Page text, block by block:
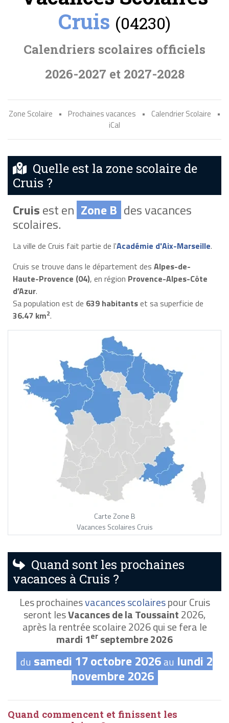
Cruis (04230)
Calendriers scolaires officiels
2026-2027 et 2027-2028
Zone Scolaire • Prochaines vacances • Calendrier Scolaire
•
iCal
Quelle est la zone scolaire de
Cruis ?
Cruisest en Zone B des vacances
scolaires.
La ville de Cruis fait partie de l'Académie d'Aix-Marseille.
Cruis se trouve dans le département des Alpes-de-
Haute-Provence (04), en région Provence-Alpes-Côte
d’Azur.
Sa population est de 639 habitantset sa superficie de
36.47 km2.
Carte Zone B
Vacances Scolaires Cruis
Quand sont les prochaines
vacances à Cruis ?
Les prochainesvacances scolairespour Cruis
seront lesVacances de la Toussaint2026,
après la rentrée scolaire 2026 qui se fera le
mardi 1er septembre 2026
du samedi 17 octobre 2026au lundi 2
novembre 2026
Quand commencent et finissent les